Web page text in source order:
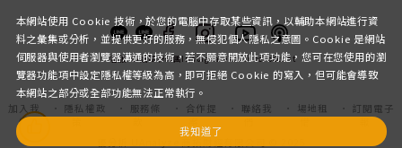
客服 討論區粉絲團InstagramYoutubePodcast
加入我
們
隱私權政
服務條
合作提
聯絡我
場地租
訂閱電子
本網站使用 Cookie 技術，於您的電腦中存取某些資訊，以輔助本網站進行資
料之彙集或分析，並提供更好的服務，無侵犯個人隱私之意圖。Cookie 是網站
伺服器與使用者瀏覽器溝通的技術，若不願意開放此項功能，您可在您使用的瀏
覽器功能項中設定隱私權等級為高，即可拒絕 Cookie 的寫入，但可能會導致
本網站之部分或全部功能無法正常執行。
我知道了